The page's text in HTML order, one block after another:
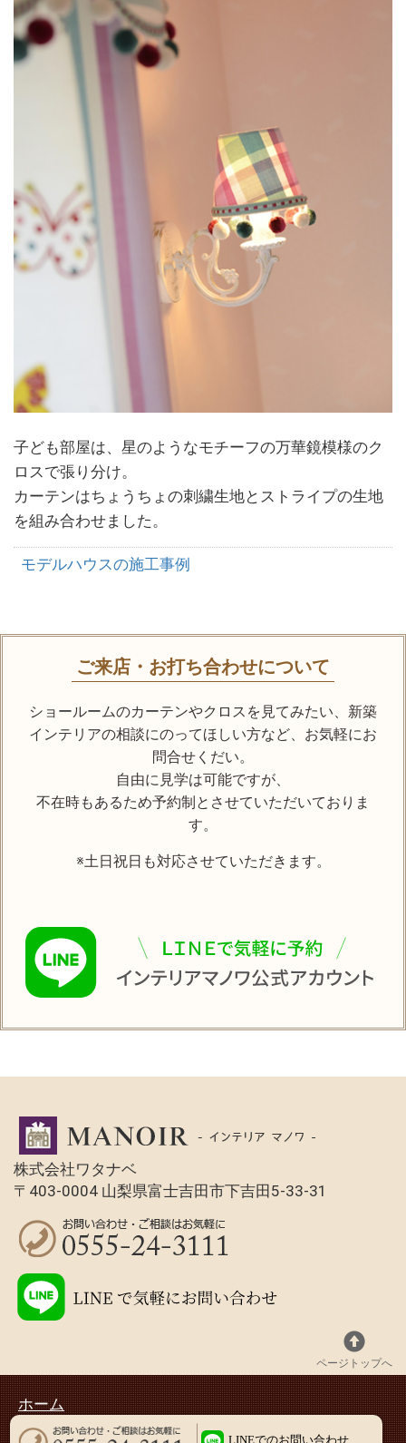
子ども部屋は、星のようなモチーフの万華鏡模様のク
ロスで張り分け。
カーテンはちょうちょの刺繍生地とストライプの生地
を組み合わせました。
モデルハウスの施工事例
LINEでのお問い合わせ
ご来店・お打ち合わせについて
ショールームのカーテンやクロスを見てみたい、 新築
インテリアの相談にのってほしい方など、お気軽にお
問合せくだい。
自由に見学は可能ですが、
不在時もあるため予約制とさせていただいておりま
す。
※土日祝日も対応させていただきます。
株式会社ワタナベ
〒403-0004 山梨県富士吉田市下吉田5-33-31
ページトップへ
ホーム
Copyright (C) インテリアマノワ All Rights Reserved.